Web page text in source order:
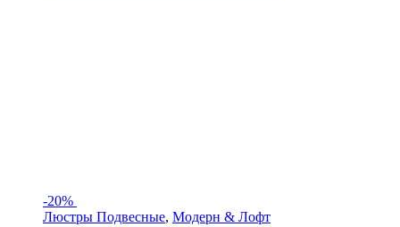
-20%
Люстры Подвесные, Модерн & Лофт